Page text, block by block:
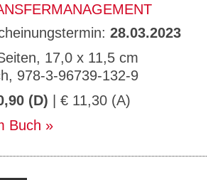
28.03.2023
17,0 x 11,5 cm
978-3-96739-132-9
(D) | € 11,30 (A)
Buch